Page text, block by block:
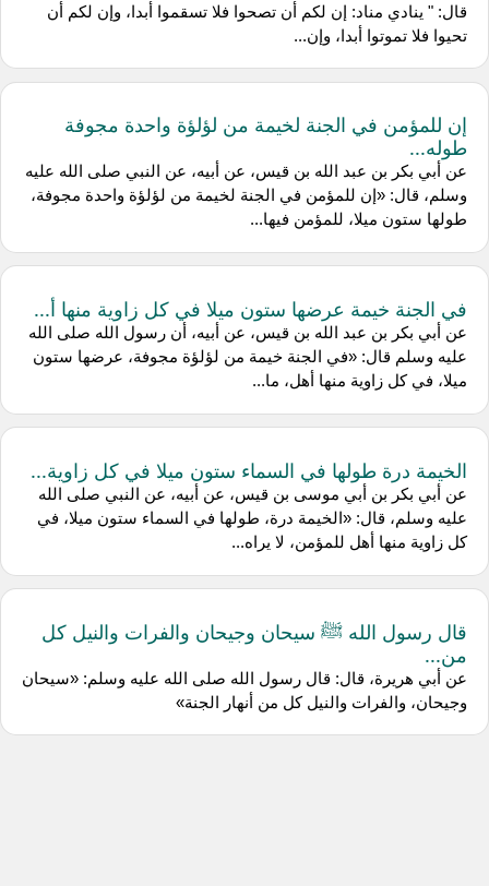
قال: " ينادي مناد: إن لكم أن تصحوا فلا تسقموا أبدا، وإن لكم أن
تحيوا فلا تموتوا أبدا، وإن...
إن للمؤمن في الجنة لخيمة من لؤلؤة واحدة مجوفة
طوله...
عن أبي بكر بن عبد الله بن قيس، عن أبيه، عن النبي صلى الله عليه
وسلم، قال: «إن للمؤمن في الجنة لخيمة من لؤلؤة واحدة مجوفة،
طولها ستون ميلا، للمؤمن فيها...
في الجنة خيمة عرضها ستون ميلا في كل زاوية منها أ...
عن أبي بكر بن عبد الله بن قيس، عن أبيه، أن رسول الله صلى الله
عليه وسلم قال: «في الجنة خيمة من لؤلؤة مجوفة، عرضها ستون
ميلا، في كل زاوية منها أهل، ما...
الخيمة درة طولها في السماء ستون ميلا في كل زاوية...
عن أبي بكر بن أبي موسى بن قيس، عن أبيه، عن النبي صلى الله
عليه وسلم، قال: «الخيمة درة، طولها في السماء ستون ميلا، في
كل زاوية منها أهل للمؤمن، لا يراه...
قال رسول الله ﷺ سيحان وجيحان والفرات والنيل كل
من...
عن أبي هريرة، قال: قال رسول الله صلى الله عليه وسلم: «سيحان
وجيحان، والفرات والنيل كل من أنهار الجنة»